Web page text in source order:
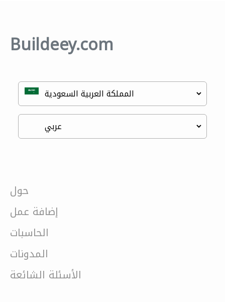
Buildeey.com
حول
إضافة عمل
الحاسبات
المدونات
الأسئلة الشائعة